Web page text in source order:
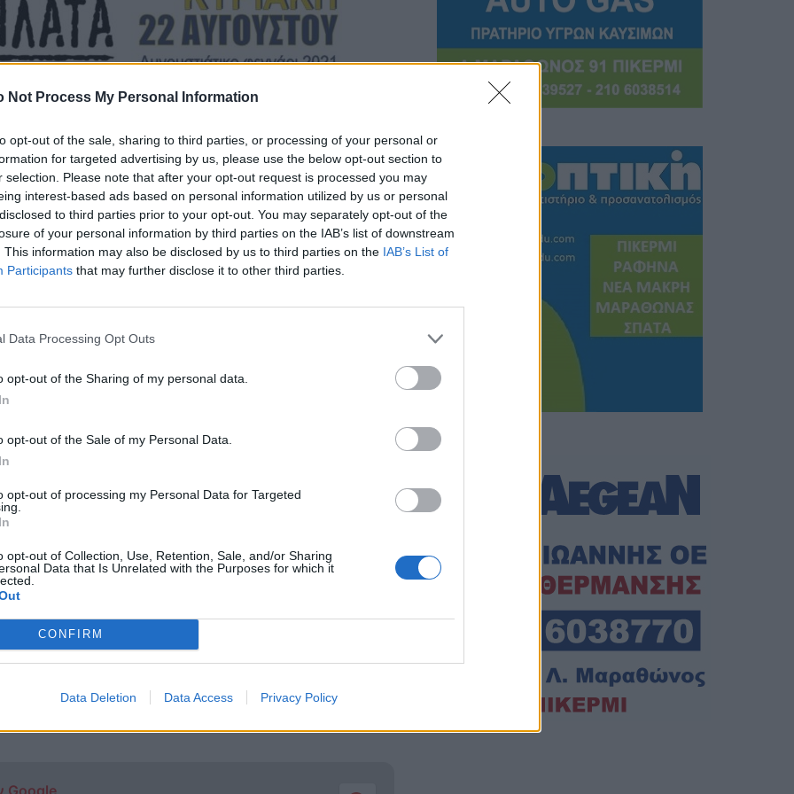
Not Process My Personal Information
opt-out of the sale, sharing to third parties, or processing of your personal or
for targeted advertising by us, please use the below opt-out section to
selection. Please note that after your opt-out request is processed you may
interest-based ads based on personal information utilized by us or personal
to third parties prior to your opt-out. You may separately opt-out of the
of your personal information by third parties on the IAB’s list of downstream
This information may also be disclosed by us to third parties on the IAB’s List of
Participants that may further disclose it to other third parties.
Data Processing Opt Outs
opt-out of the Sharing of my personal data.
opt-out of the Sale of my Personal Data.
opt-out of processing my Personal Data for Targeted
opt-out of Collection, Use, Retention, Sale, and/or Sharing
Data that Is Unrelated with the Purposes for which it
CONFIRM
Data Deletion Data Access Privacy Policy
Αγ. Νικολάου Ραφήνας
συναντούν το κοινό της Ραφήνας
τους Ρίτα Αντωνοπούλου σε μια
από παιδιά της Ραφήνας τραγούδι
από τους συντελεστές της παράστασης για “εναλλακτικό
τροφίμων μακράς διαρκείας, φαρμάκων, και
από τις πρόσφατες πυρκαγιές.
από τους θεατές Self test, Rapid Test ή
προσέλευση στον χώρο.
του ΔΟΠΑΠ στο Πνευματικό Κέντρο Ραφήνας.